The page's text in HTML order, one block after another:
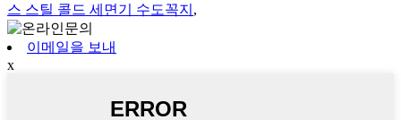
스 스틸 콜드 세면기 수도꼭지 ,
이메일을 보내
x